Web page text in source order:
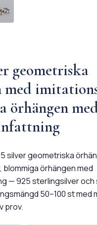
geometriska
med
örhängen
silver geometriska
örhängen med
— 925 sterlingsilver och
50–100 st med
prov.